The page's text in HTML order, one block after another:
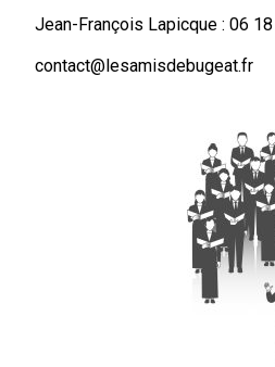
Jean-François Lapicque : 06
contact@lesamisdebugeat.fr